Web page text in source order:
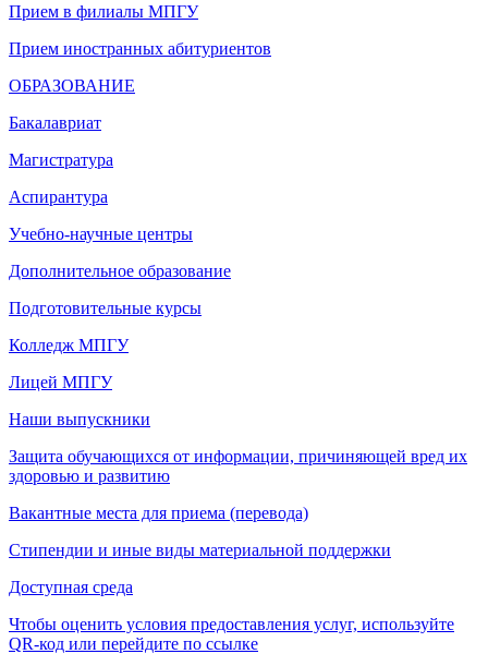
Прием в филиалы МПГУ
Прием иностранных абитуриентов
ОБРАЗОВАНИЕ
Бакалавриат
Магистратура
Аспирантура
Учебно-научные центры
Дополнительное образование
Подготовительные курсы
Колледж МПГУ
Лицей МПГУ
Наши выпускники
Защита обучающихся от информации, причиняющей вред их
здоровью и развитию
Вакантные места для приема (перевода)
Стипендии и иные виды материальной поддержки
Доступная среда
Чтобы оценить условия предоставления услуг, используйте
QR-код или перейдите по ссылке